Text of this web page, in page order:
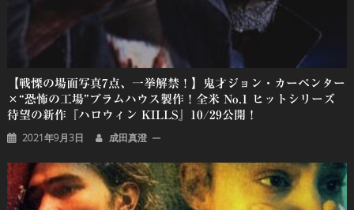
【戦慄の場面写真7点、一挙解禁！】鬼才ジョン・カーペンター
×“恐怖の工場”ブラムハウス製作！全米 No.1 ヒットシリーズ
待望の新作『ハロウィン KILLS』10/29公開！
2021年9月3日 成田真澄